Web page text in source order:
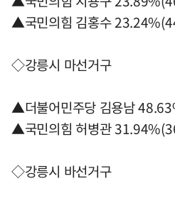
▲국민의힘 김홍수
◇강릉시 마선거구
▲더불어민주당 김용남
▲국민의힘 허병관
◇강릉시 바선거구